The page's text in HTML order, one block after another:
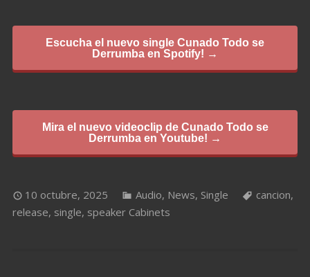
Escucha el nuevo single Cunado Todo se
Derrumba en Spotify! →
Mira el nuevo videoclip de Cunado Todo se
Derrumba en Youtube! →
10 octubre, 2025 Audio, News, Single cancion,
release, single, speaker Cabinets